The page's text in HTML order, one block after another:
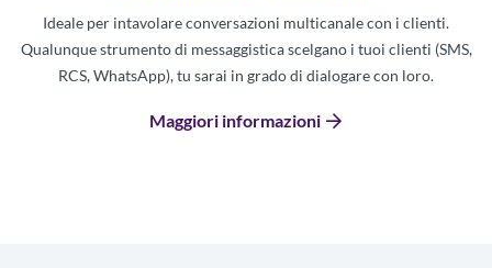
Ideale per intavolare conversazioni multicanale con i clienti.
Qualunque strumento di messaggistica scelgano i tuoi clienti (SMS,
RCS, WhatsApp), tu sarai in grado di dialogare con loro.
Maggiori informazioni